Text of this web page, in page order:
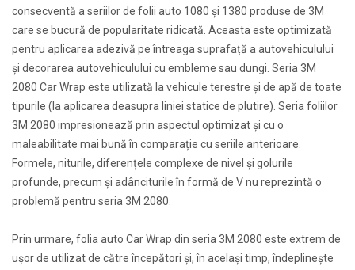
consecventă a seriilor de folii auto 1080 și 1380 produse de 3M
care se bucură de popularitate ridicată. Aceasta este optimizată
pentru aplicarea adezivă pe întreaga suprafață a autovehiculului
și decorarea autovehiculului cu embleme sau dungi. Seria 3M
2080 Car Wrap este utilizată la vehicule terestre și de apă de toate
tipurile (la aplicarea deasupra liniei statice de plutire). Seria foliilor
3M 2080 impresionează prin aspectul optimizat și cu o
maleabilitate mai bună în comparație cu seriile anterioare.
Formele, niturile, diferențele complexe de nivel și golurile
profunde, precum și adânciturile în formă de V nu reprezintă o
problemă pentru seria 3M 2080.
Prin urmare, folia auto Car Wrap din seria 3M 2080 este extrem de
ușor de utilizat de către începători și, în același timp, îndeplinește